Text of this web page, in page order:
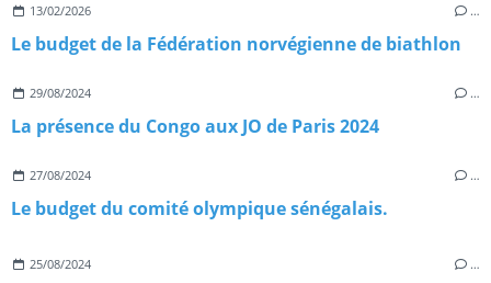
13/02/2026 …
Le budget de la Fédération norvégienne de biathlon
29/08/2024 …
La présence du Congo aux JO de Paris 2024
27/08/2024 …
Le budget du comité olympique sénégalais.
25/08/2024 …